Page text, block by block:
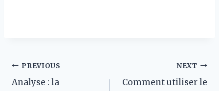
Post
PREVIOUS
Analyse : la
NEXT
Comment utiliser le